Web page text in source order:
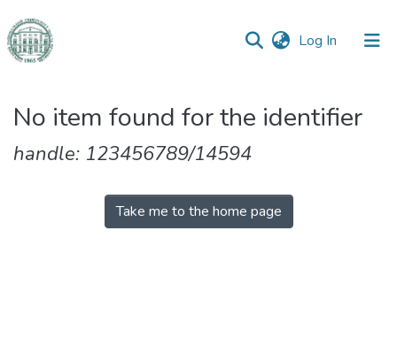
Log In (current)
&
Collections
No item found for the identifier
handle: 123456789/14594
Take me to the home page